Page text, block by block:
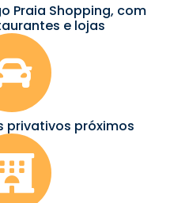
Praia Shopping, com
e lojas
privativos próximos